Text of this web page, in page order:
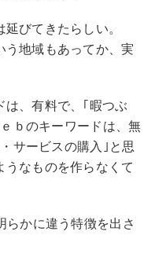
延びてきたらしい。
う地域もあってか、実
は、有料で、｢暇つぶ
ｂのキーワードは、無
サービスの購入｣と思
なものを作らなくて
らかに違う特徴を出さ